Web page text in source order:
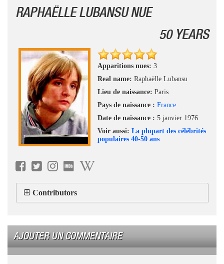
RAPHAËLLE LUBANSU NUE
50 YEARS
Apparitions nues: 3
Real name: Raphaëlle Lubansu
Lieu de naissance: Paris
Pays de naissance : France
Date de naissance : 5 janvier 1976
Voir aussi: La plupart des célébrités
populaires 40-50 ans
Contributors
AJOUTER UN COMMENTAIRE